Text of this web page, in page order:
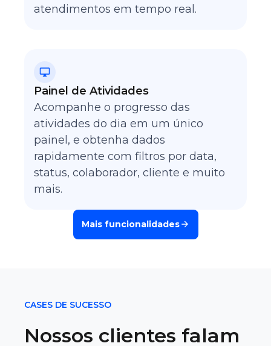
atendimentos em tempo real.
Painel de Atividades
Acompanhe o progresso das
atividades do dia em um único
painel, e obtenha dados
rapidamente com filtros por data,
status, colaborador, cliente e muito
mais.
Mais funcionalidades
CASES DE SUCESSO
Nossos clientes falam